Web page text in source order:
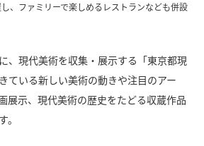
、ファミリーで楽しめるレストランなども併設
、現代美術を収集・展示する「東京都現
ている新しい美術の動きや注目のアー
展示、現代美術の歴史をたどる収蔵作品